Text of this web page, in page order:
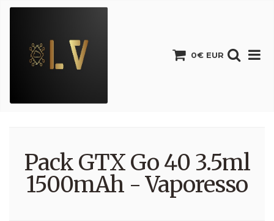
0€ EUR
Pack GTX Go 40 3.5ml
1500mAh - Vaporesso